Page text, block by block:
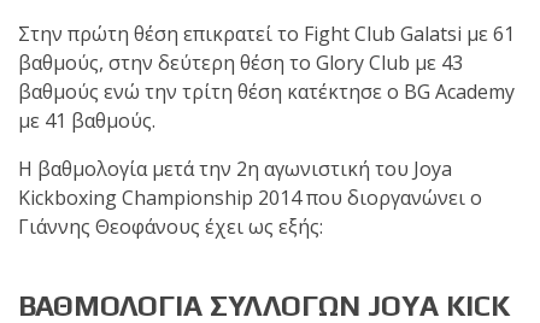
Στην πρώτη θέση επικρατεί το Fight Club Galatsi με 61
βαθμούς, στην δεύτερη θέση το Glory Club με 43
βαθμούς ενώ την τρίτη θέση κατέκτησε ο BG Academy
με 41 βαθμούς.
Η βαθμολογία μετά την 2η αγωνιστική του Joya
Kickboxing Championship 2014 που διοργανώνει ο
Γιάννης Θεοφάνους έχει ως εξής:
ΒΑΘΜΟΛΟΓΙΑ ΣΥΛΛΟΓΩΝ JOYA KICK